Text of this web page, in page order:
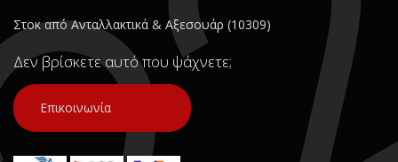
Στοκ από Ανταλλακτικά & Αξεσουάρ (10309)
Δεν βρίσκετε αυτό που ψάχνετε;
Επικοινωνία